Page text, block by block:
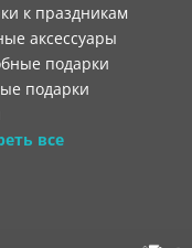
к праздникам
аксессуары
подарки
подарки
все